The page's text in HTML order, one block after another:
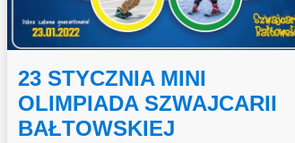
23 STYCZNIA MINI
OLIMPIADA SZWAJCARII
BAŁTOWSKIEJ